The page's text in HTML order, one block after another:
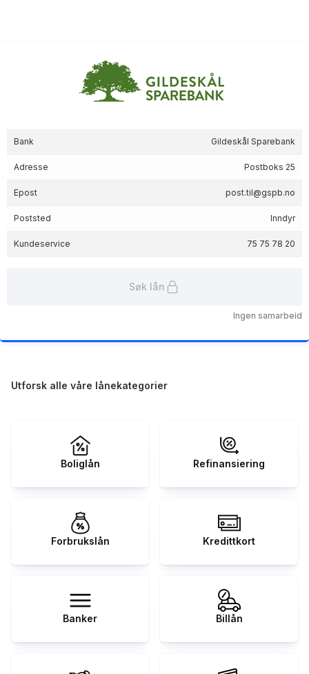
Bank Gildeskål Sparebank
Adresse Postboks 25
Epost post.til@gspb.no
Poststed Inndyr
Kundeservice 75 75 78 20
Søk lån
Ingen samarbeid
Utforsk alle våre lånekategorier
Boliglån Refinansiering
Forbrukslån Kredittkort
Banker Billån